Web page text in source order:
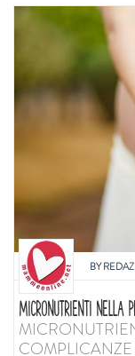
BY
MICRONUTRIENTI NELLA